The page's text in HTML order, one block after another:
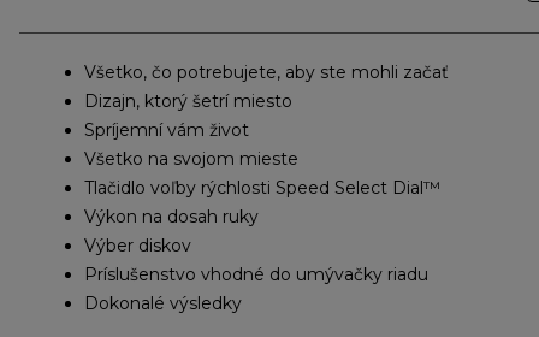
Všetko, čo potrebujete, aby ste mohli začať
Dizajn, ktorý šetrí miesto
Spríjemní vám život
Všetko na svojom mieste
Tlačidlo voľby rýchlosti Speed ​​Select Dial™
Výkon na dosah ruky
Výber diskov
Príslušenstvo vhodné do umývačky riadu
Dokonalé výsledky